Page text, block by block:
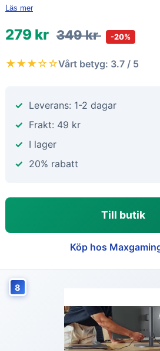
Läs mer
279 kr 349 kr -20%
★★★☆☆Vårt betyg: 3.7 / 5
Leverans: 1-2 dagar
Frakt: 49 kr
I lager
20% rabatt
Till butik
Köp hos
8